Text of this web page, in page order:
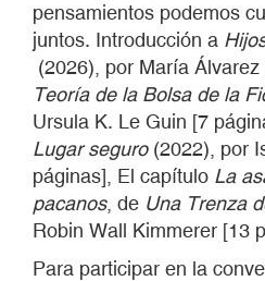
pensamientos podemos
juntos. Introducción a
(2026), por María Álvarez
Teoría de la Bolsa de la
Ursula K. Le Guin [7
Lugar seguro (2022), por
páginas], El capítulo La
pacanos, de Una Trenza
Robin Wall Kimmerer [13
Para participar en la